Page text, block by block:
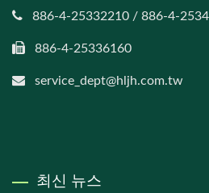
886-4-25332210 / 886-4-
886-4-25336160
service_dept@hljh.com.tw
최신 뉴스